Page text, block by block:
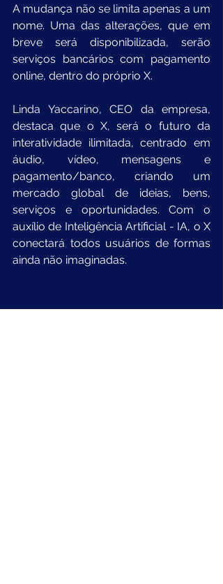
A mudança não se limita apenas a um
nome. Uma das alterações, que em
breve será disponibilizada, serão
serviços bancários com pagamento
online, dentro do próprio X.
Linda Yaccarino, CEO da empresa,
destaca que o X, será o futuro da
interatividade ilimitada, centrado em
áudio, vídeo, mensagens e
pagamento/banco, criando um
mercado global de ideias, bens,
serviços e oportunidades. Com o
auxílio de Inteligência Artificial - IA, o X
conectará todos usuários de formas
ainda não imaginadas.